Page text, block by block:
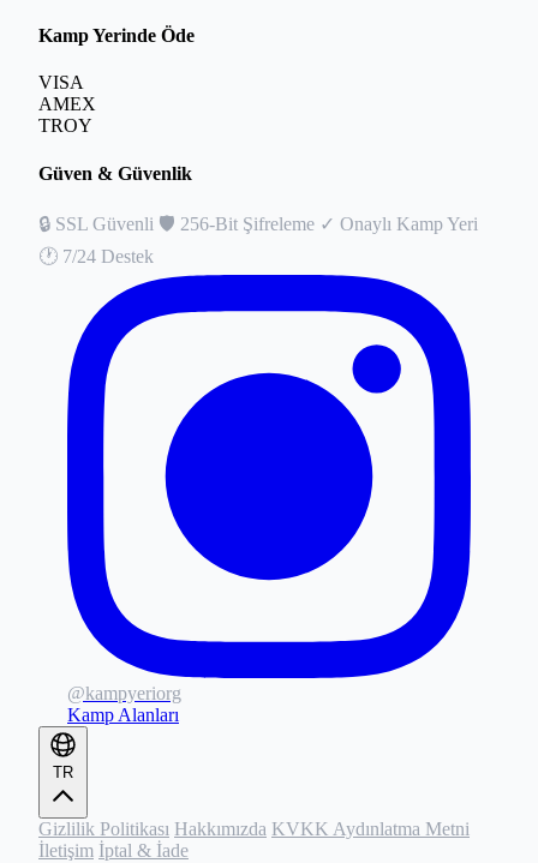
Kamp Yerinde Öde
VISA
AMEX
TROY
Güven & Güvenlik
🔒 SSL Güvenli 🛡️ 256-Bit Şifreleme ✓ Onaylı Kamp Yeri
🕐 7/24 Destek
@kampyeriorg
Kamp Alanları
TR
Gizlilik Politikası Hakkımızda KVKK Aydınlatma Metni
İletişim İptal & İade